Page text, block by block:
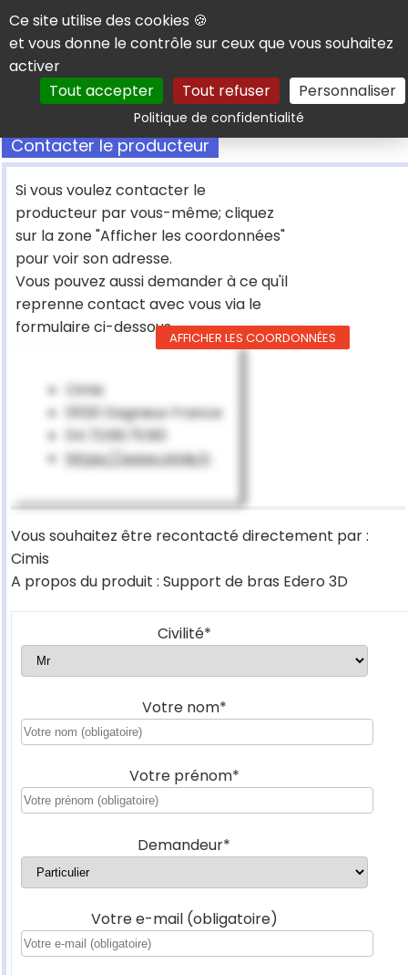
Panneau de gestion des cookies
Ce site utilise des cookies 🍪
et vous donne le contrôle sur ceux que vous souhaitez
activer
Tout accepter
Tout refuser Personnaliser
Politique de confidentialitéRechercher
Contacter le producteur
Si vous voulez contacter le
producteur par vous-même; cliquez
sur la zone "Afficher les coordonnées"
pour voir son adresse.
Vous pouvez aussi demander à ce qu'il
reprenne contact avec vous via le
formulaire ci-dessous
Cimis
01120 Dagneux France
04.72.69.70.80
https://www.cimis.fr
AFFICHER LES COORDONNÉES
Vous souhaitez être recontacté directement par :
Cimis
A propos du produit : Support de bras Edero 3D
Civilité*
Votre nom*
Votre prénom*
Demandeur*
Votre e-mail (obligatoire)